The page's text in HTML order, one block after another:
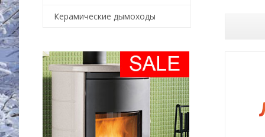
Керамические дымоходы